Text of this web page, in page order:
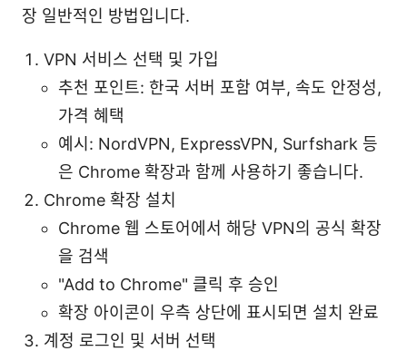
장 일반적인 방법입니다.
VPN 서비스 선택 및 가입
추천 포인트: 한국 서버 포함 여부, 속도 안정성,
가격 혜택
예시: NordVPN, ExpressVPN, Surfshark 등
은 Chrome 확장과 함께 사용하기 좋습니다.
Chrome 확장 설치
Chrome 웹 스토어에서 해당 VPN의 공식 확장
을 검색
"Add to Chrome" 클릭 후 승인
확장 아이콘이 우측 상단에 표시되면 설치 완료
계정 로그인 및 서버 선택